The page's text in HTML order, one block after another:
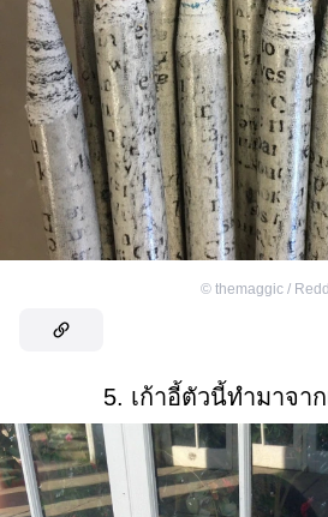
© themaggic /
5. เก้าอี้ตัวนี้ทำมาจา